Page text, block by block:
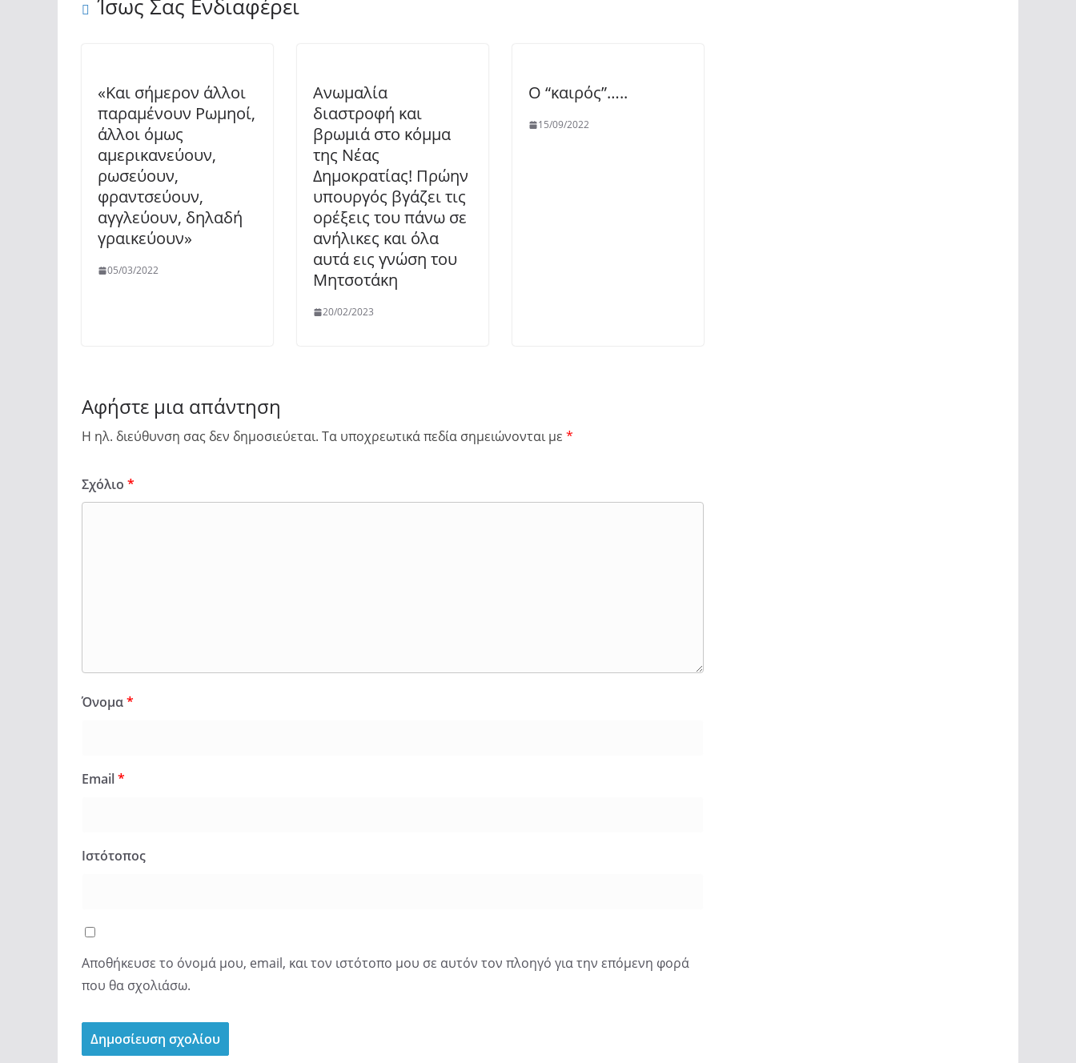
Ίσως Σας Ενδιαφέρει
«Και σήμερον άλλοι
παραμένουν Ρωμηοί,
άλλοι όμως
αμερικανεύουν,
ρωσεύουν,
φραντσεύουν,
αγγλεύουν, δηλαδή
γραικεύουν»
05/03/2022
Ανωμαλία
διαστροφή και
βρωμιά στο κόμμα
της Νέας
Δημοκρατίας! Πρώην
υπουργός βγάζει τις
ορέξεις του πάνω σε
ανήλικες και όλα
αυτά εις γνώση του
Μητσοτάκη
20/02/2023
Ο “καιρός”…..
15/09/2022
Αφήστε μια απάντηση
Η ηλ. διεύθυνση σας δεν δημοσιεύεται. Τα υποχρεωτικά πεδία σημειώνονται με *
Σχόλιο *
Όνομα*
Email*
Ιστότοπος
Αποθήκευσε το όνομά μου, email, και τον ιστότοπο μου σε αυτόν τον πλοηγό για την επόμενη φορά
που θα σχολιάσω.